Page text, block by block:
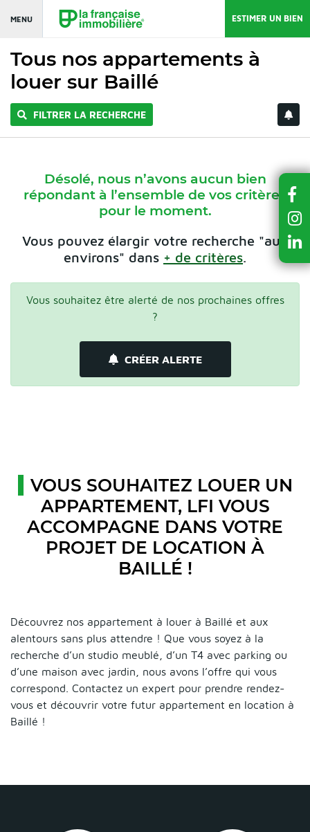
MENU ESTIMER UN BIEN
Tous nos appartements à
louer sur Baillé
FILTRER LA RECHERCHE
Désolé, nous n’avons aucun bien
répondant à l’ensemble de vos critères
pour le moment.
Vous pouvez élargir votre recherche "aux
environs" dans + de critères.
Vous souhaitez être alerté de nos prochaines offres
?
CRÉER ALERTE
VOUS SOUHAITEZ LOUER UN
APPARTEMENT, LFI VOUS
ACCOMPAGNE DANS VOTRE
PROJET DE LOCATION À
BAILLÉ !
Découvrez nos appartement à louer à Baillé et aux
alentours sans plus attendre ! Que vous soyez à la
recherche d’un studio meublé, d’un T4 avec parking ou
d’une maison avec jardin, nous avons l’offre qui vous
correspond. Contactez un expert pour prendre rendez-
vous et découvrir votre futur appartement en location à
Baillé !